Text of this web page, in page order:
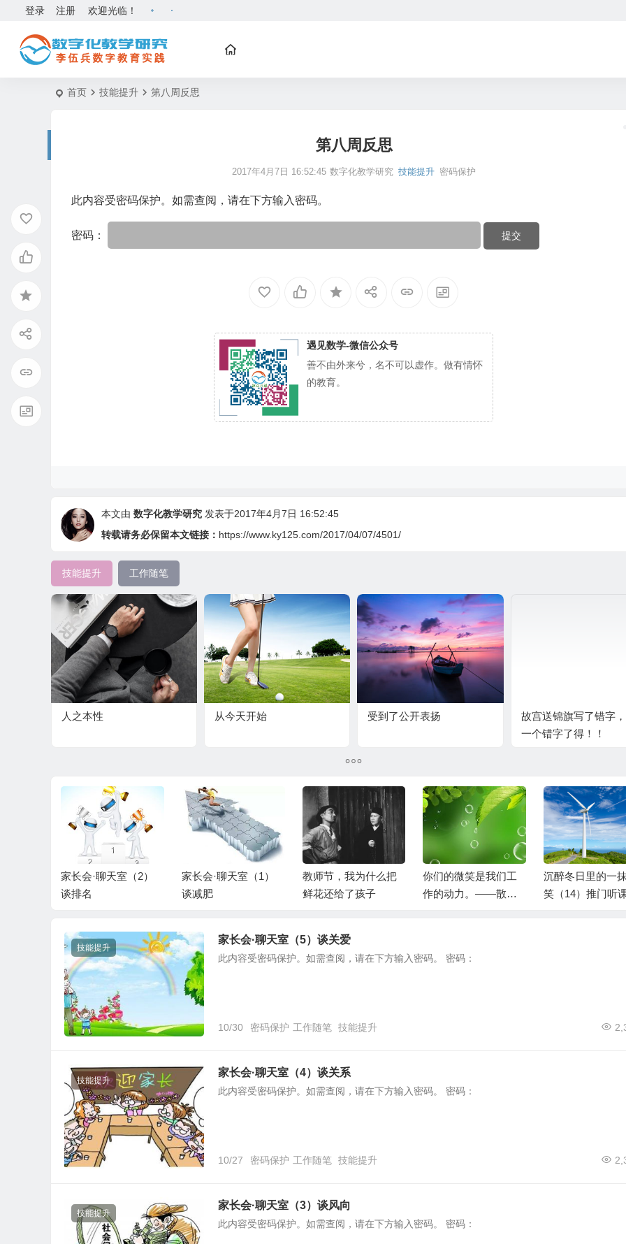
欢迎光临！
登录 注册
首页 技能提升 第八周反思
第八周反思
2017年4月7日 16:52:45 数字化教学研究 技能提升 密码保护
此内容受密码保护。如需查阅，请在下方输入密码。
密码：
遇见数学-微信公众号
善不由外来兮，名不可以虚作。做有情怀
的教育。
本文由 数字化教学研究 发表于2017年4月7日 16:52:45
转载请务必保留本文链接： https://www.ky125.com/2017/04/07/4501/
技能提升 工作随笔
人之本性 从今天开始 受到了公开表扬
故宫送锦旗写了错字
一个错字了得！！
家长会·聊天室（2）
谈排名
家长会·聊天室（1）
谈减肥
教师节，我为什么把
鲜花还给了孩子
你们的微笑是我们工
作的动力。——散学
沉醉冬日里的一
笑（14）推门听
技能提升
家长会·聊天室（5）谈关爱
此内容受密码保护。如需查阅，请在下方输入密码。 密码：
10/30 密码保护 工作随笔 技能提升
技能提升
家长会·聊天室（4）谈关系
此内容受密码保护。如需查阅，请在下方输入密码。 密码：
10/27 密码保护 工作随笔 技能提升
技能提升
家长会·聊天室（3）谈风向
此内容受密码保护。如需查阅，请在下方输入密码。 密码：